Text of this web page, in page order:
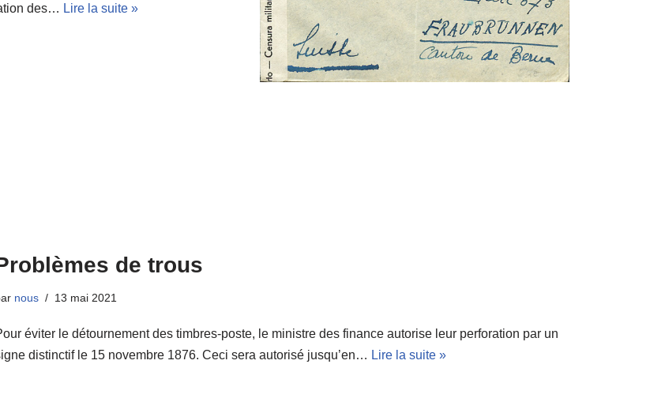
des… Lire la suite »
de trous
nous 13 mai 2021
éviter le détournement des timbres-poste, le ministre des finance autorise leur perforation par un
distinctif le 15 novembre 1876. Ceci sera autorisé jusqu’en… Lire la suite »